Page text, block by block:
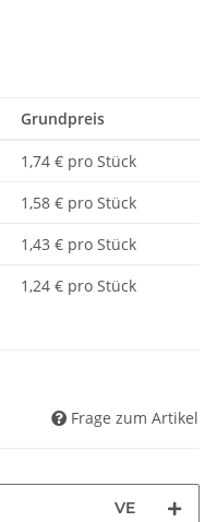
Grundpreis
1,74 € pro Stück
1,58 € pro Stück
1,43 € pro Stück
1,24 € pro Stück
Frage zum Artikel
VE